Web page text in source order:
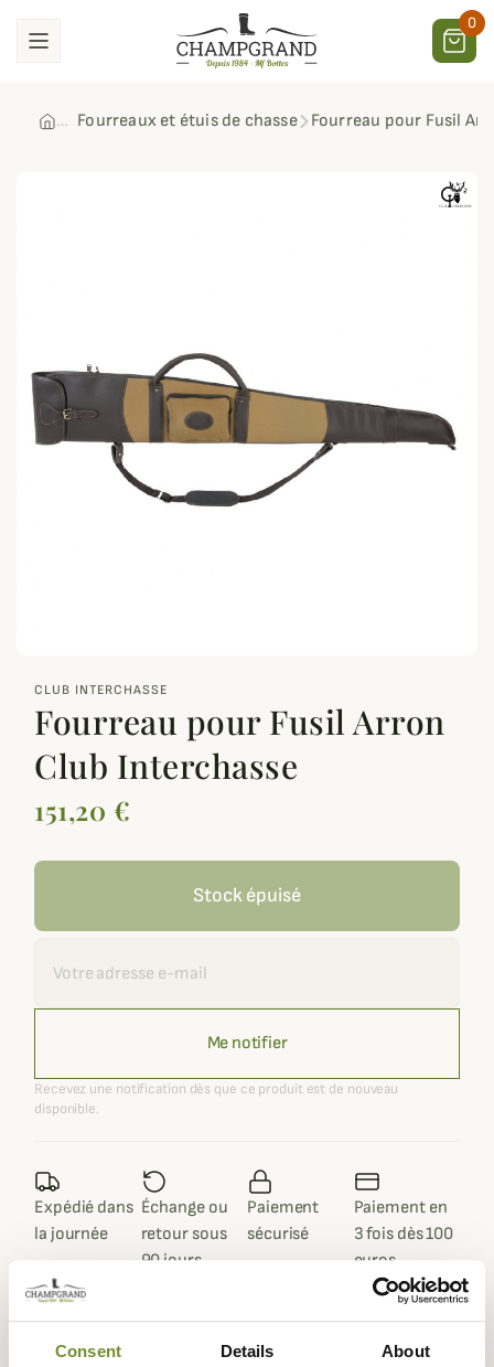
Consent Details About
0
Fourreaux et étuis de chasse Fourreau pour Fusil
CLUB INTERCHASSE
Fourreau pour Fusil Arron
Club Interchasse
151,20 €
Stock épuisé
Me notifier
Recevez une notification dès que ce produit est de nouveau
disponible.
Expédié dans
la journée
Échange ou
retour sous
90 jours
Paiement
sécurisé
Paiement en
3 fois dès 100
euros